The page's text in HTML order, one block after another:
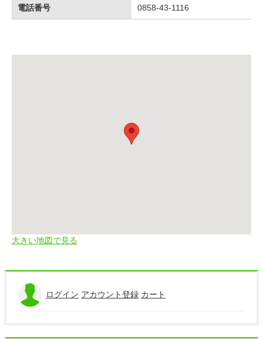
電話番号 0858-43-1116
大きい地図で見る
ログイン アカウント登録 カート